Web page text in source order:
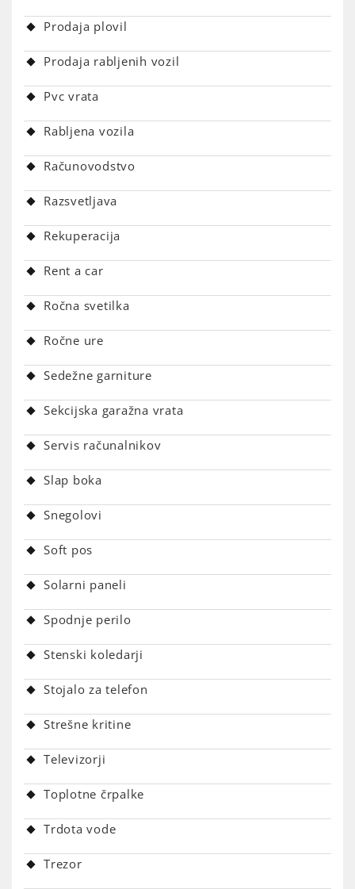
Prodaja plovil
Prodaja rabljenih vozil
Pvc vrata
Rabljena vozila
Računovodstvo
Razsvetljava
Rekuperacija
Rent a car
Ročna svetilka
Ročne ure
Sedežne garniture
Sekcijska garažna vrata
Servis računalnikov
Slap boka
Snegolovi
Soft pos
Solarni paneli
Spodnje perilo
Stenski koledarji
Stojalo za telefon
Strešne kritine
Televizorji
Toplotne črpalke
Trdota vode
Trezor